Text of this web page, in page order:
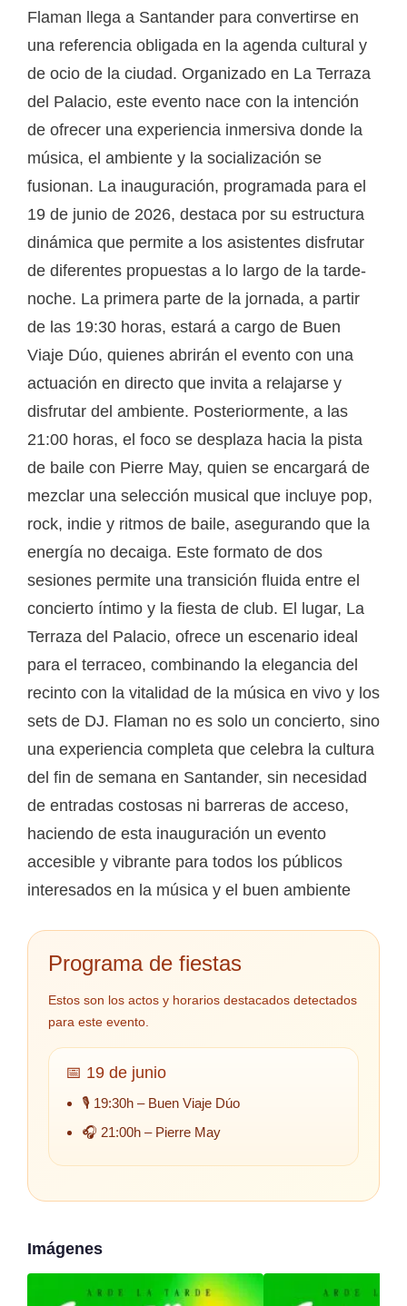
Flaman llega a Santander para convertirse en
una referencia obligada en la agenda cultural y
de ocio de la ciudad. Organizado en La Terraza
del Palacio, este evento nace con la intención
de ofrecer una experiencia inmersiva donde la
música, el ambiente y la socialización se
fusionan. La inauguración, programada para el
19 de junio de 2026, destaca por su estructura
dinámica que permite a los asistentes disfrutar
de diferentes propuestas a lo largo de la tarde-
noche. La primera parte de la jornada, a partir
de las 19:30 horas, estará a cargo de Buen
Viaje Dúo, quienes abrirán el evento con una
actuación en directo que invita a relajarse y
disfrutar del ambiente. Posteriormente, a las
21:00 horas, el foco se desplaza hacia la pista
de baile con Pierre May, quien se encargará de
mezclar una selección musical que incluye pop,
rock, indie y ritmos de baile, asegurando que la
energía no decaiga. Este formato de dos
sesiones permite una transición fluida entre el
concierto íntimo y la fiesta de club. El lugar, La
Terraza del Palacio, ofrece un escenario ideal
para el terraceo, combinando la elegancia del
recinto con la vitalidad de la música en vivo y los
sets de DJ. Flaman no es solo un concierto, sino
una experiencia completa que celebra la cultura
del fin de semana en Santander, sin necesidad
de entradas costosas ni barreras de acceso,
haciendo de esta inauguración un evento
accesible y vibrante para todos los públicos
interesados en la música y el buen ambiente
Programa de fiestas
Estos son los actos y horarios destacados detectados
para este evento.
📅 19 de junio
🎙️ 19:30h – Buen Viaje Dúo
🎧 21:00h – Pierre May
Imágenes